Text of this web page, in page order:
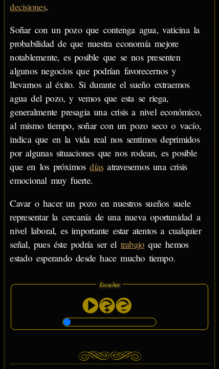
decisiones.
Soñar con un pozo que contenga agua, vaticina la
probabilidad de que nuestra economía mejore
notablemente, es posible que se nos presenten
algunos negocios que podrían favorecernos y
llevarnos al éxito. Si durante el sueño extraemos
agua del pozo, y vemos que esta se riega,
generalmente presagia una crisis a nivel económico,
al mismo tiempo, soñar con un pozo seco o vacío,
indica que en la vida real nos sentimos deprimidos
por algunas situaciones que nos rodean, es posible
que en los próximosdíasatravesemos una crisis
emocional muy fuerte.
Cavar o hacer un pozo en nuestros sueños suele
representar la cercanía de una nueva oportunidad a
nivel laboral, es importante estar atentos a cualquier
señal, pues éste podría ser el trabajo que hemos
estado esperando desde hace mucho tiempo.
Escuchar